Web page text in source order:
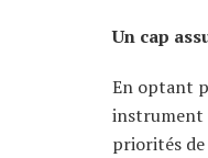
Un cap
En optant
instrument
priorités